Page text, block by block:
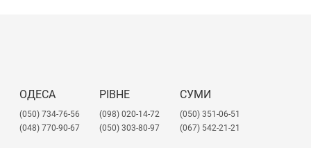
ОДЕСА
(050) 734-76-56
(048) 770-90-67
РІВНЕ
(098) 020-14-72
(050) 303-80-97
СУМИ
(050) 351-06-51
(067) 542-21-21